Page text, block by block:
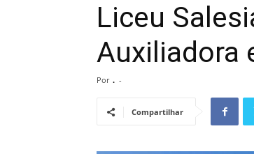
Liceu
Auxiliadora
Por . -
Compartilhar